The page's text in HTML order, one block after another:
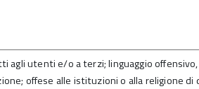
utenti e/o a terzi; linguaggio
offese alle istituzioni o alla religione